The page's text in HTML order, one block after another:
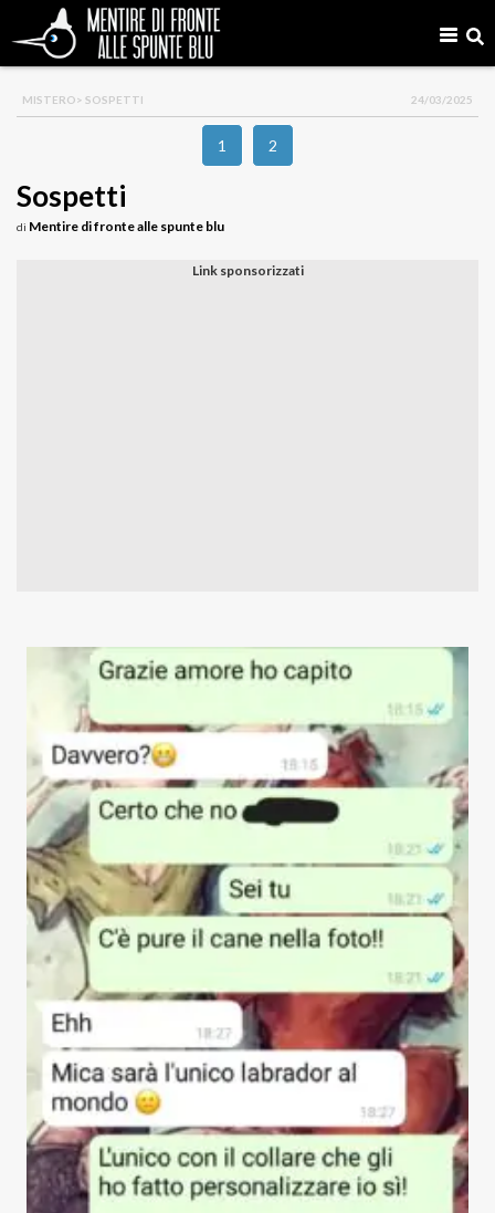
MISTERO> SOSPETTI 24/03/2025
1 2
Sospetti
di Mentire di fronte alle spunte blu